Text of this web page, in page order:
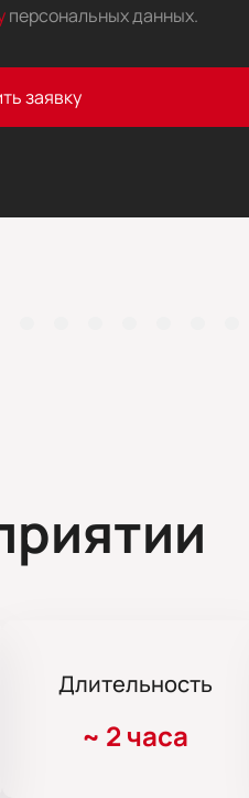
персональных данных.
заявку
Длительность
~ 2 часа